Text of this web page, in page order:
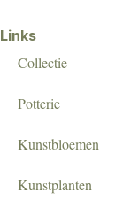
Links
Collectie
Potterie
Kunstbloemen
Kunstplanten